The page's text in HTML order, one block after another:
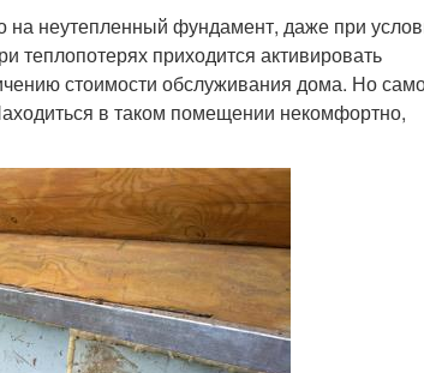
на неутепленный фундамент, даже при
приходится активировать
стоимости обслуживания дома. Но
в таком помещении некомфортно,